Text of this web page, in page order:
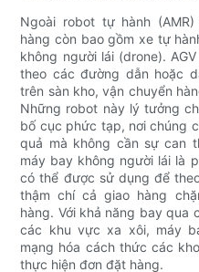
Ngoài robot tự hành
hàng còn bao gồm xe tự
không người lái (drone).
theo các đường dẫn hoặc
trên sàn kho, vận chuyển
Những robot này lý tưởng
bố cục phức tạp, nơi chúng
quả mà không cần sự can
máy bay không người lái là
có thể được sử dụng để
thậm chí cả giao hàng
hàng. Với khả năng bay qua
các khu vực xa xôi, máy
mạng hóa cách thức các
thực hiện đơn đặt hàng.